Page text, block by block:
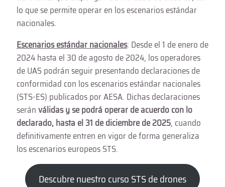
lo que se permite operar en los escenarios estándar
nacionales.
Escenarios estándar nacionales: Desde el 1 de enero de
2024 hasta el 30 de agosto de 2024, los operadores
de UAS podrán seguir presentando declaraciones de
conformidad con los escenarios estándar nacionales
(STS-ES) publicados por AESA. Dichas declaraciones
seránválidas y se podrá operar de acuerdo con lo
declarado, hasta el 31 de diciembre de 2025, cuando
definitivamente entren en vigor de forma generaliza
los escenarios europeos STS.
Descubre nuestro curso STS de drones